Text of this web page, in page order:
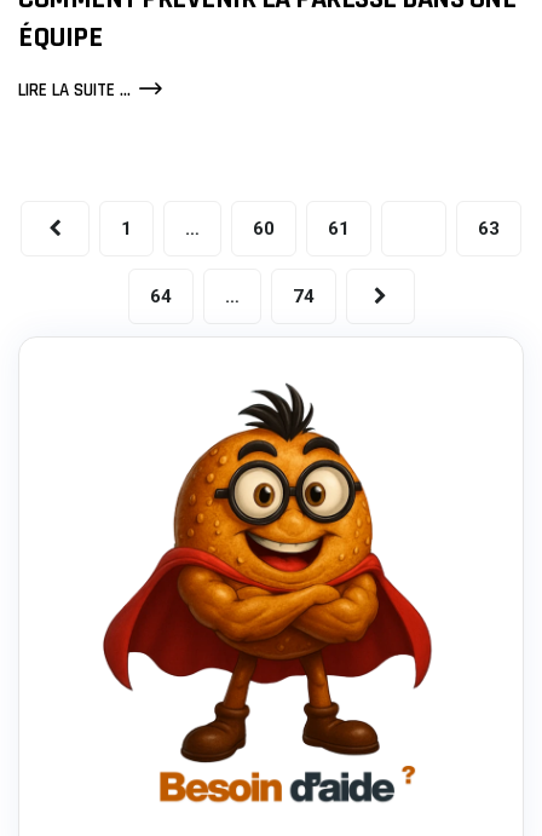
ÉQUIPE
LIRE LA SUITE ...PROCRASTINATION
UNE
1 … 60 61 63
64 … 74